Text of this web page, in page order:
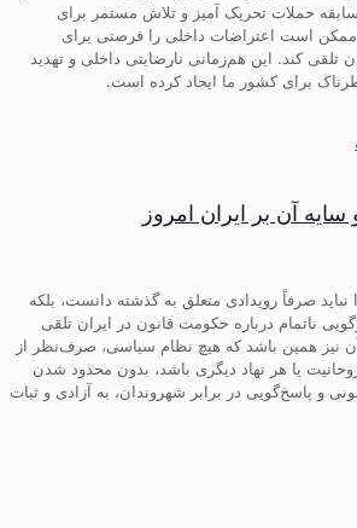
سابقه حملات تحریک آمیز و تلاش مستمر برای
است اعتراضات داخلی را فرصتی برای
تلقی کند. این هم‌زمانی نارضایتی داخلی و تهدید
برای کشور ما ایجاد کرده است.
آن بر ایران امروز
صرفاً رویدادی متعلق به گذشته دانست، بلکه
ناتمام درباره حکومت قانون در ایران تلقی
نیز همین باشد که هیچ نظام سیاسی، صرف‌نظر از
یا هر نهاد دیگری باشد، بدون محدود شدن
و پاسخ‌گویی در برابر شهروندان، به آزادی و ثبات